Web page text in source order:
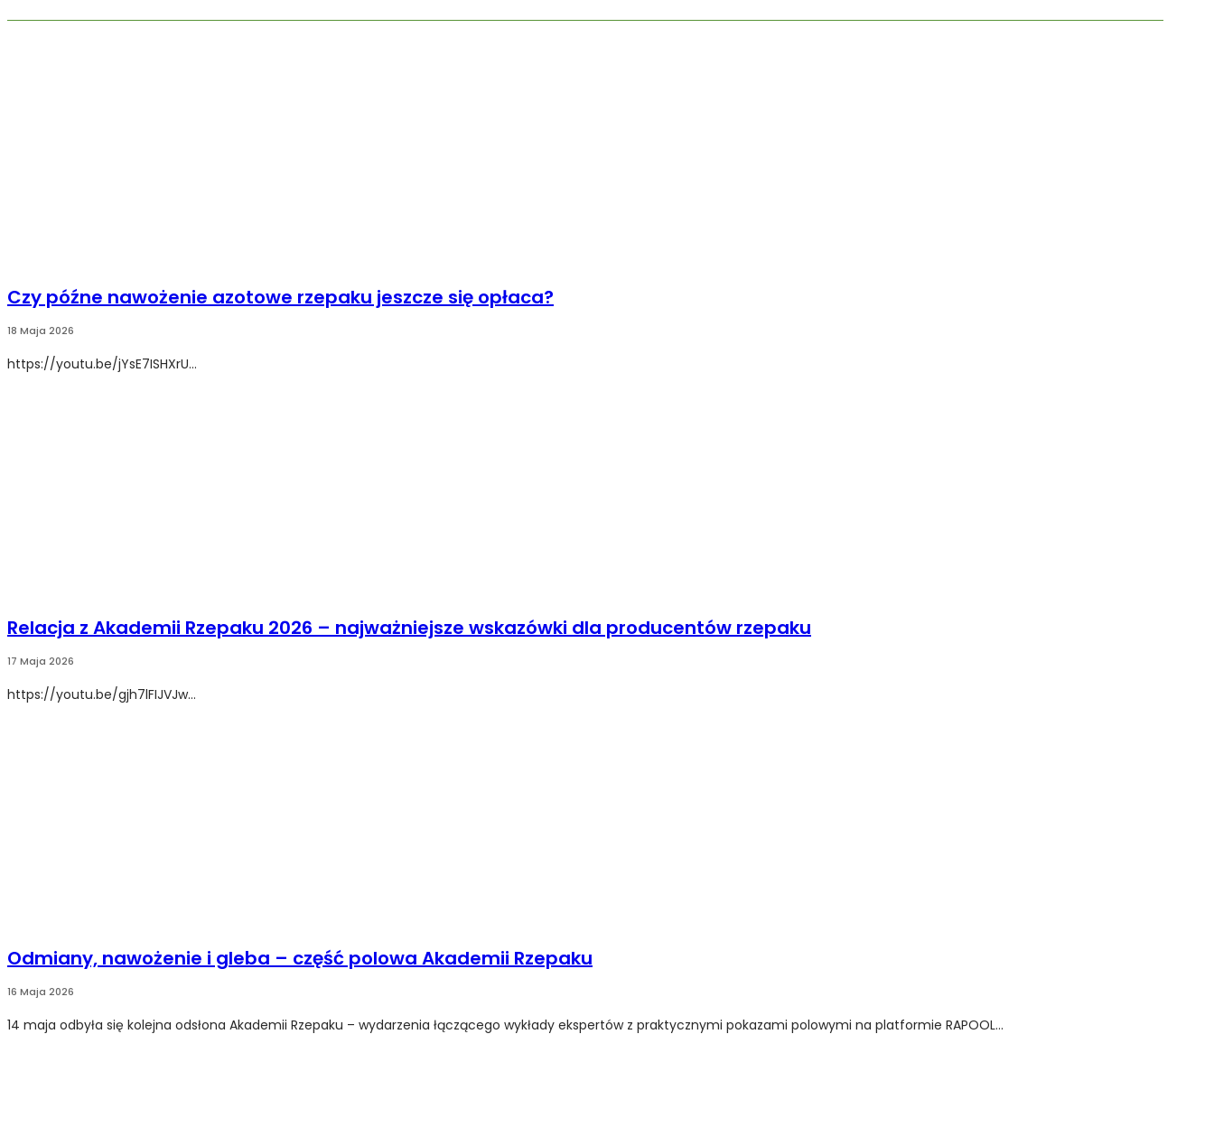
Czy późne nawożenie azotowe rzepaku jeszcze się opłaca?
18 Maja 2026
https://youtu.be/jYsE7ISHXrU...
Relacja z Akademii Rzepaku 2026 – najważniejsze wskazówki dla producentów rzepaku
17 Maja 2026
https://youtu.be/gjh7lFIJVJw...
Odmiany, nawożenie i gleba – część polowa Akademii Rzepaku
16 Maja 2026
14 maja odbyła się kolejna odsłona Akademii Rzepaku – wydarzenia łączącego wykłady ekspertów z praktycznymi pokazami polowymi na platformie RAPOOL...